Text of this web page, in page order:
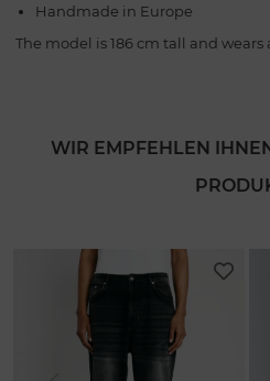
Handmade in Europe
The model is 186 cm tall and wears a
WIR EMPFEHLEN